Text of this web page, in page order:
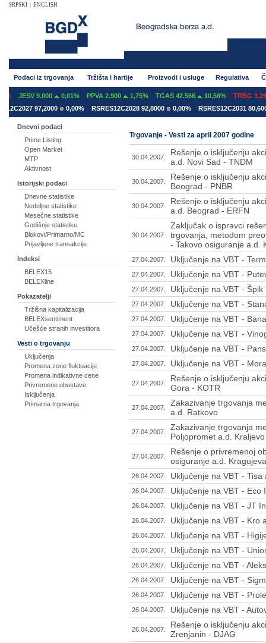
SRPSKI ENGLISH
Podaci iz trgovanja Tržišta i hartije Proizvodi i usluge Regulativa
9.000 0,01% PPVA 2.900 1,75% TGAS 42.566 10,56% TRBG 3.293
-
97,2000
0,00% RSRES12C2028 92,8000 0,00% RSRES12C2031 80,6000
Dnevni podaci
Prime Listing
Open Market
MTP
Aktivnost
Istorijski podaci
Dnevne statistike
Nedeljne statistike
Mesečne statistike
Godišnje statistike
Blokovi/Primarno/MC
Prijavljene transakcije
Indeksi
BELEX15
BELEXline
Pokazatelji
Tržišna kapitalizacija
BELEXsentiment
Učešće stranih investitora
Vesti o trgovanju
Uključenja
Promena zone fluktuacije
Promena indikativne cene
Privremene obustave
Isključenja
Primarna trgovanja
Trgovanje - Vesti za april 2007 godine
30.04.2007.
Rešenje o isključenju
a.d. Novi Sad - TNDM
30.04.2007.
Rešenje o isključenju
Beograd - PNBR
30.04.2007.
Rešenje o isključenju
a.d. Beograd - ERFN
30.04.2007.
Zaključak o ispravci
trgovanja, metodom
- Takovo osiguranje a.d.
27.04.2007. Uključenje na VBT -
27.04.2007. Uključenje na VBT -
27.04.2007. Uključenje na VBT -
27.04.2007. Uključenje na VBT -
27.04.2007. Uključenje na VBT -
27.04.2007. Uključenje na VBT -
27.04.2007. Uključenje na VBT -
27.04.2007. Uključenje na VBT -
27.04.2007.
Rešenje o isključenju
Gora - KOTR
27.04.2007.
Zakazivanje trgovanja
a.d. Ratkovo
27.04.2007.
Zakazivanje trgovanja
Poljopromet a.d. Kraljevo
27.04.2007.
Rešenje o privremenoj
osiguranje a.d.
26.04.2007. Uključenje na VBT -
26.04.2007. Uključenje na VBT - Eco
26.04.2007. Uključenje na VBT - JT
26.04.2007. Uključenje na VBT - Kro
26.04.2007. Uključenje na VBT -
26.04.2007. Uključenje na VBT -
26.04.2007. Uključenje na VBT -
26.04.2007. Uključenje na VBT -
26.04.2007. Uključenje na VBT -
26.04.2007. Uključenje na VBT -
26.04.2007.
Rešenje o isključenju
Zrenjanin - DJAG